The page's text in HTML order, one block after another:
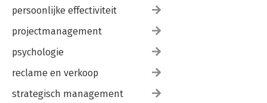
persoonlijke effectiviteit
projectmanagement
psychologie
reclame en verkoop
strategisch management